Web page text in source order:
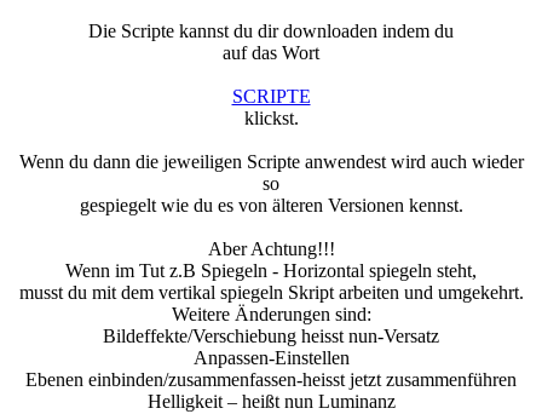
Die Scripte kannst du dir downloaden indem du
auf das Wort
SCRIPTE
klickst.
Wenn du dann die jeweiligen Scripte anwendest wird auch wieder
so
gespiegelt wie du es von älteren Versionen kennst.
Aber Achtung!!!
Wenn im Tut z.B Spiegeln - Horizontal spiegeln steht,
musst du mit dem vertikal spiegeln Skript arbeiten und umgekehrt.
Weitere Änderungen sind:
Bildeffekte/Verschiebung heisst nun-Versatz
Anpassen-Einstellen
Ebenen einbinden/zusammenfassen-heisst jetzt zusammenführen
Helligkeit – heißt nun Luminanz